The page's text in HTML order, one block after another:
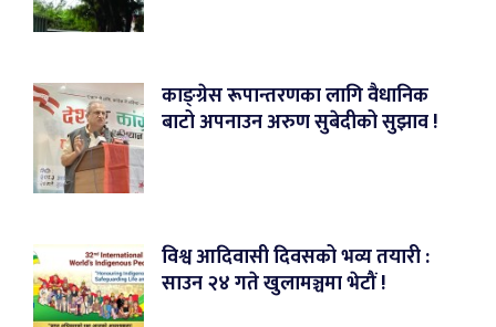
काङ्ग्रेस रूपान्तरणका लागि वैधानिक
बाटो अपनाउन अरुण सुबेदीको सुझाव !
विश्व आदिवासी दिवसको भव्य तयारी :
साउन २४ गते खुलामञ्चमा भेटौं !